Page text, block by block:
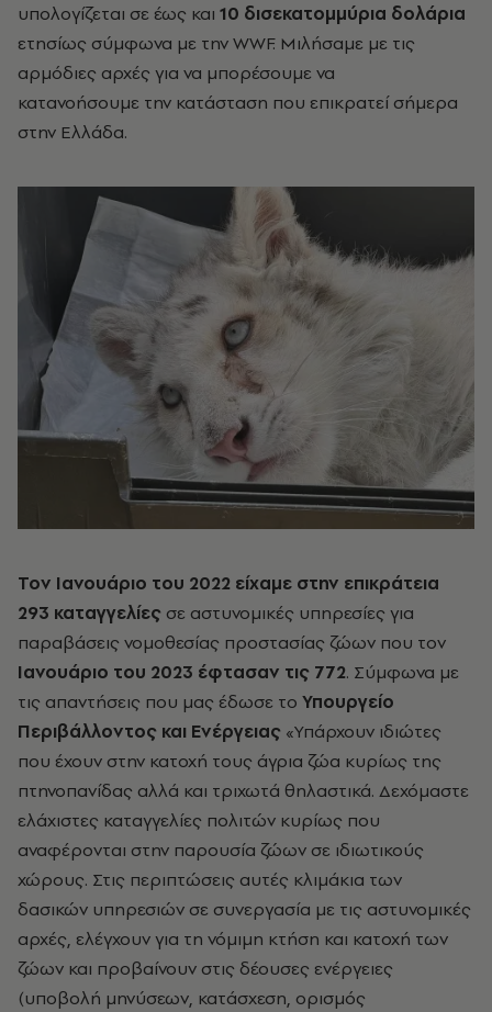
υπολογίζεται σε έως και 10 δισεκατομμύρια δολάρια
ετησίως σύμφωνα με την WWF. Μιλήσαμε με τις
αρμόδιες αρχές για να μπορέσουμε να
κατανοήσουμε την κατάσταση που επικρατεί σήμερα
στην Ελλάδα.
Τον Ιανουάριο του 2022 είχαμε στην επικράτεια
293 καταγγελίες σε αστυνομικές υπηρεσίες για
παραβάσεις νομοθεσίας προστασίας ζώων που τον
Ιανουάριο του 2023 έφτασαν τις 772. Σύμφωνα με
τις απαντήσεις που μας έδωσε το Υπουργείο
Περιβάλλοντος και Ενέργειας «Υπάρχουν ιδιώτες
που έχουν στην κατοχή τους άγρια ζώα κυρίως της
πτηνοπανίδας αλλά και τριχωτά θηλαστικά. Δεχόμαστε
ελάχιστες καταγγελίες πολιτών κυρίως που
αναφέρονται στην παρουσία ζώων σε ιδιωτικούς
χώρους. Στις περιπτώσεις αυτές κλιμάκια των
δασικών υπηρεσιών σε συνεργασία με τις αστυνομικές
αρχές, ελέγχουν για τη νόμιμη κτήση και κατοχή των
ζώων και προβαίνουν στις δέουσες ενέργειες
(υποβολή μηνύσεων, κατάσχεση, ορισμός